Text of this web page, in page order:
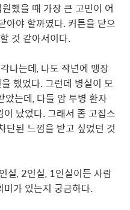
했을 때 가장 큰 고민이 어
아야 할까였다. 커튼을 닫으
것 같아서이다.
나는데, 나도 작년에 맹장
했었다. 그런데 병실이 모
는데, 다들 암 투병 환자
났었다. 그래서 좀 고집스
단된 느낌을 받고 싶었던 것
실, 2인실, 1인실이든 사람
가 있는지 궁금하다.